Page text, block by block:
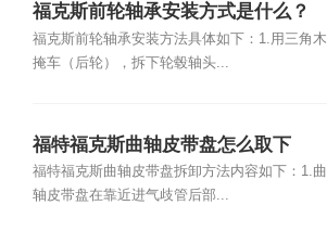
福克斯前轮轴承安装方式是什么？
福克斯前轮轴承安装方法具体如下：1.用三角木
掩车（后轮），拆下轮毂轴头...
福特福克斯曲轴皮带盘怎么取下
福特福克斯曲轴皮带盘拆卸方法内容如下：1.曲
轴皮带盘在靠近进气歧管后部...